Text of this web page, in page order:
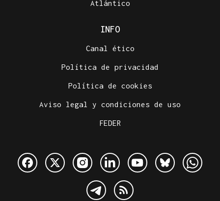
Atlántico
INFO
Canal ético
Política de privacidad
Política de cookies
Aviso legal y condiciones de uso
FEDER